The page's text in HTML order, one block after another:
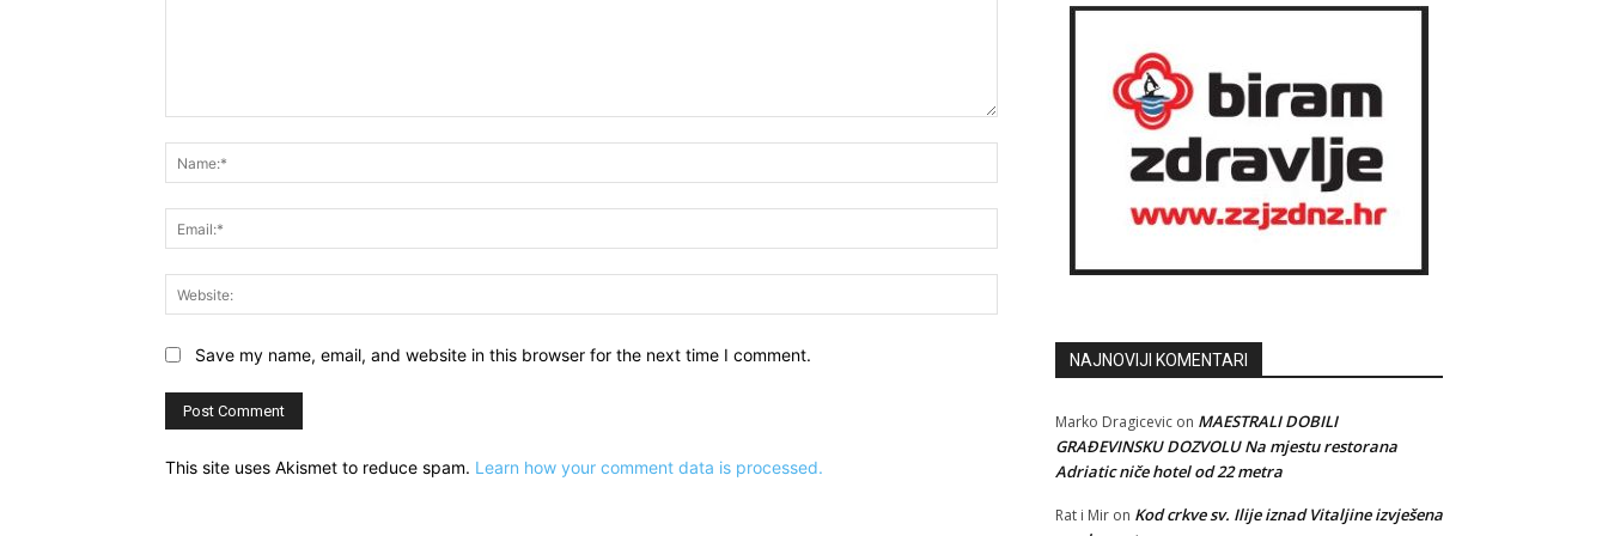
Save my name, email, and website in this browser for the next time I comment.
This site uses Akismet to reduce spam. Learn how your comment data is processed.
NAJNOVIJI KOMENTARI
Marko Dragicevic on MAESTRALI DOBILI
GRAĐEVINSKU DOZVOLU Na mjestu restorana
Adriatic niče hotel od 22 metra
Rat i Mir on Kod crkve sv. Ilije iznad Vitaljine izvješena